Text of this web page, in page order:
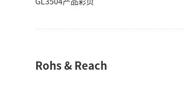
Rohs & Reach